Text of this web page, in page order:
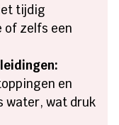
tijdig
of zelfs een
en
water, wat druk